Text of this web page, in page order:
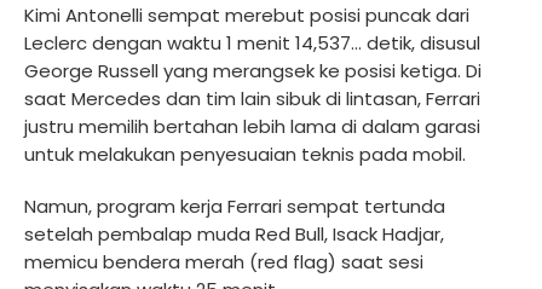
Kimi Antonelli sempat merebut posisi puncak dari
Leclerc dengan waktu 1 menit 14,537... detik, disusul
George Russell yang merangsek ke posisi ketiga. Di
saat Mercedes dan tim lain sibuk di lintasan, Ferrari
justru memilih bertahan lebih lama di dalam garasi
untuk melakukan penyesuaian teknis pada mobil.
Namun, program kerja Ferrari sempat tertunda
setelah pembalap muda Red Bull, Isack Hadjar,
memicu bendera merah (red flag) saat sesi